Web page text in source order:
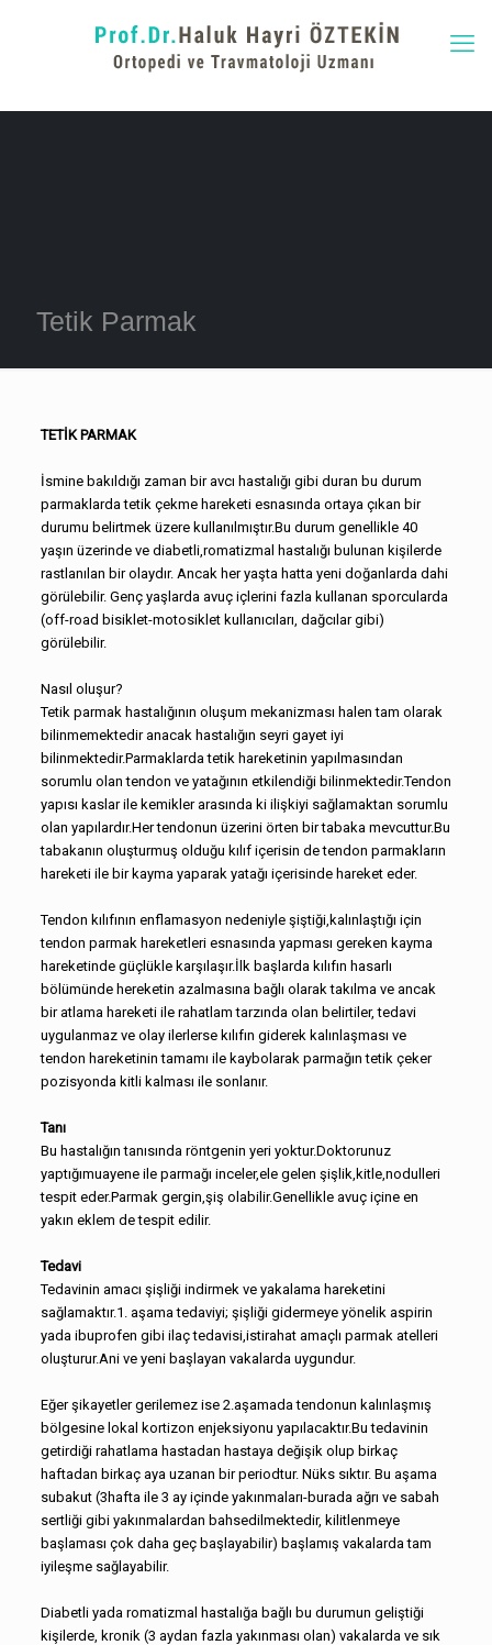
Tetik Parmak
TETİK PARMAK
İsmine bakıldığı zaman bir avcı hastalığı gibi duran bu durum
parmaklarda tetik çekme hareketi esnasında ortaya çıkan bir
durumu belirtmek üzere kullanılmıştır.Bu durum genellikle 40
yaşın üzerinde ve diabetli,romatizmal hastalığı bulunan kişilerde
rastlanılan bir olaydır. Ancak her yaşta hatta yeni doğanlarda dahi
görülebilir. Genç yaşlarda avuç içlerini fazla kullanan sporcularda
(off-road bisiklet-motosiklet kullanıcıları, dağcılar gibi)
görülebilir.
Nasıl oluşur?
Tetik parmak hastalığının oluşum mekanizması halen tam olarak
bilinmemektedir anacak hastalığın seyri gayet iyi
bilinmektedir.Parmaklarda tetik hareketinin yapılmasından
sorumlu olan tendon ve yatağının etkilendiği bilinmektedir.Tendon
yapısı kaslar ile kemikler arasında ki ilişkiyi sağlamaktan sorumlu
olan yapılardır.Her tendonun üzerini örten bir tabaka mevcuttur.Bu
tabakanın oluşturmuş olduğu kılıf içerisin de tendon parmakların
hareketi ile bir kayma yaparak yatağı içerisinde hareket eder.
Tendon kılıfının enflamasyon nedeniyle şiştiği,kalınlaştığı için
tendon parmak hareketleri esnasında yapması gereken kayma
hareketinde güçlükle karşılaşır.İlk başlarda kılıfın hasarlı
bölümünde hereketin azalmasına bağlı olarak takılma ve ancak
bir atlama hareketi ile rahatlam tarzında olan belirtiler, tedavi
uygulanmaz ve olay ilerlerse kılıfın giderek kalınlaşması ve
tendon hareketinin tamamı ile kaybolarak parmağın tetik çeker
pozisyonda kitli kalması ile sonlanır.
Tanı
Bu hastalığın tanısında röntgenin yeri yoktur.Doktorunuz
yaptığımuayene ile parmağı inceler,ele gelen şişlik,kitle,nodulleri
tespit eder.Parmak gergin,şiş olabilir.Genellikle avuç içine en
yakın eklem de tespit edilir.
Tedavi
Tedavinin amacı şişliği indirmek ve yakalama hareketini
sağlamaktır.1. aşama tedaviyi; şişliği gidermeye yönelik aspirin
yada ibuprofen gibi ilaç tedavisi,istirahat amaçlı parmak atelleri
oluşturur.Ani ve yeni başlayan vakalarda uygundur.
Eğer şikayetler gerilemez ise 2.aşamada tendonun kalınlaşmış
bölgesine lokal kortizon enjeksiyonu yapılacaktır.Bu tedavinin
getirdiği rahatlama hastadan hastaya değişik olup birkaç
haftadan birkaç aya uzanan bir periodtur. Nüks sıktır. Bu aşama
subakut (3hafta ile 3 ay içinde yakınmaları-burada ağrı ve sabah
sertliği gibi yakınmalardan bahsedilmektedir, kilitlenmeye
başlaması çok daha geç başlayabilir) başlamış vakalarda tam
iyileşme sağlayabilir.
Diabetli yada romatizmal hastalığa bağlı bu durumun geliştiği
kişilerde, kronik (3 aydan fazla yakınması olan) vakalarda ve sık